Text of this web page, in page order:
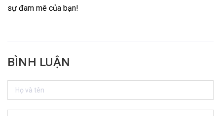
sự đam mê của bạn!
BÌNH LUẬN